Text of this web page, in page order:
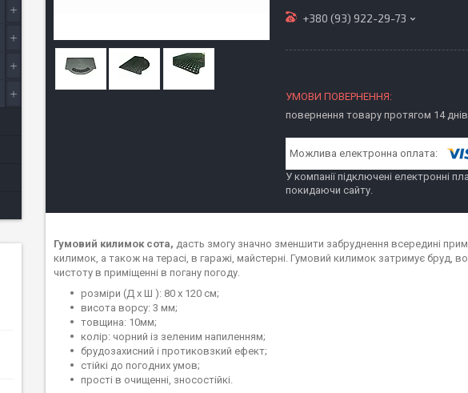
+380 (93) 922-29-73
повернення товару протягом 14 днів
У компанії підключені електронні
покидаючи сайту.
Гумовий килимок сота, дасть змогу значно зменшити забруднення всередині
килимок, а також на терасі, в гаражі, майстерні. Гумовий килимок затримує бруд,
чистоту в приміщенні в погану погоду.
розміри (Д х Ш ): 80 х 120 см;
висота ворсу: 3 мм;
товщина: 10мм;
колір: чорний із зеленим напиленням;
брудозахисний і протиковзкий ефект;
стійкі до погодних умов;
прості в очищенні, зносостійкі.